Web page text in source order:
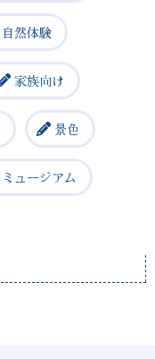
自然体験
家族向け
景色
ミュージアム